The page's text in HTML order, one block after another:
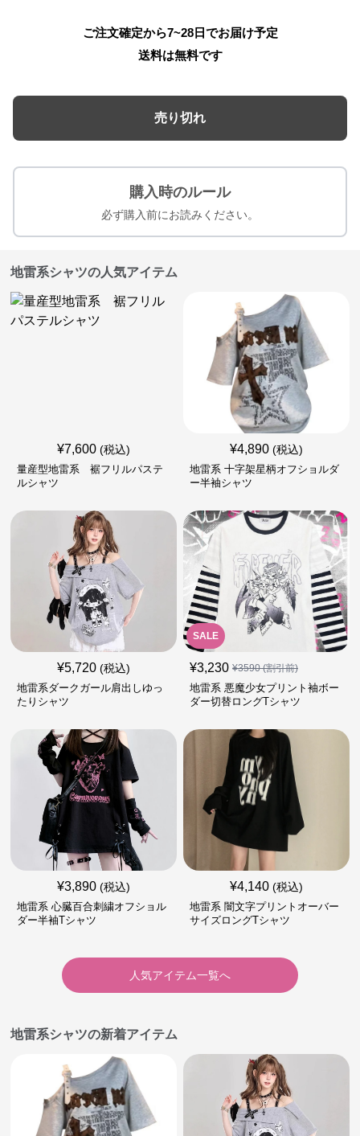
ご注文確定から7~28日でお届け予定
送料は無料です
売り切れ
購入時のルール
必ず購入前にお読みください。
地雷系シャツの人気アイテム
¥7,600 (税込)
量産型地雷系 裾フリルパステ
ルシャツ
¥4,890 (税込)
地雷系 十字架星柄オフショルダ
ー半袖シャツ
¥5,720 (税込)
地雷系ダークガール肩出しゆっ
たりシャツ
SALE
¥3,230 ¥3590(割引前)
地雷系 悪魔少女プリント袖ボー
ダー切替ロングTシャツ
¥3,890 (税込)
地雷系 心臓百合刺繍オフショル
ダー半袖Tシャツ
¥4,140 (税込)
地雷系 闇文字プリントオーバー
サイズロングTシャツ
人気アイテム一覧へ
地雷系シャツの新着アイテム